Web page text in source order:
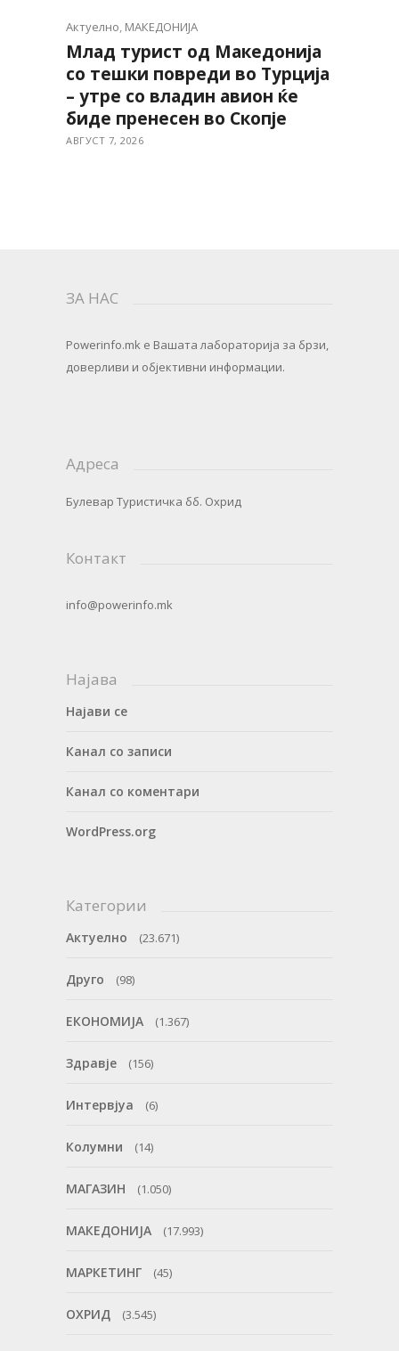
Актуелно, МАКЕДОНИЈА
Млад турист од Македонија
со тешки повреди во Турција
– утре со владин авион ќе
биде пренесен во Скопје
АВГУСТ 7, 2026
ЗА НАС
Powerinfo.mk e Вашата лабораторија за брзи,
доверливи и објективни информации.
Адреса
Булевар Туристичка бб. Охрид
Контакт
info@powerinfo.mk
Најава
Најави се
Канал со записи
Канал со коментари
WordPress.org
Категории
Актуелно (23.671)
Друго (98)
ЕКОНОМИЈА (1.367)
Здравје (156)
Интервјуа (6)
Колумни (14)
МАГАЗИН (1.050)
МАКЕДОНИЈА (17.993)
МАРКЕТИНГ (45)
ОХРИД (3.545)